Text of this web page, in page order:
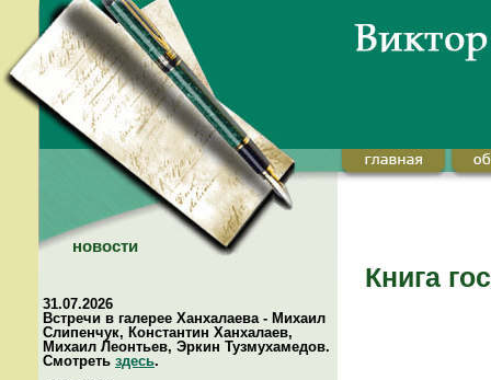
новости
31.07.2026
Встречи в галерее Ханхалаева - Михаил
Слипенчук, Константин Ханхалаев,
Михаил Леонтьев, Эркин Тузмухамедов.
Смотреть здесь.
Книга